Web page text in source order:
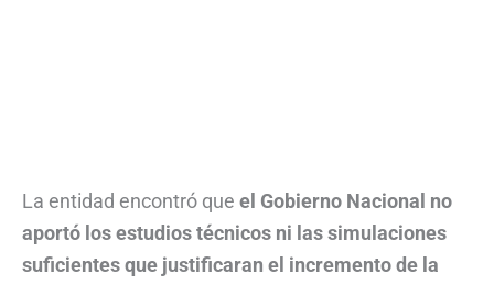
La entidad encontró que el Gobierno Nacional no
aportó los estudios técnicos ni las simulaciones
suficientes que justificaran el incremento de la